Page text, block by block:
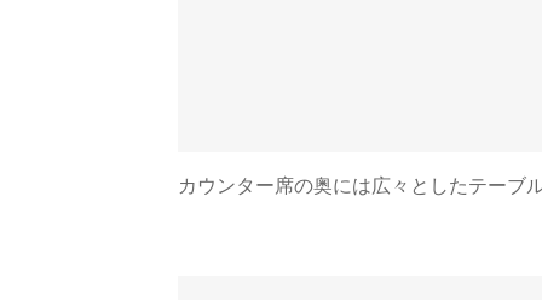
カウンター席の奥には広々としたテーブ